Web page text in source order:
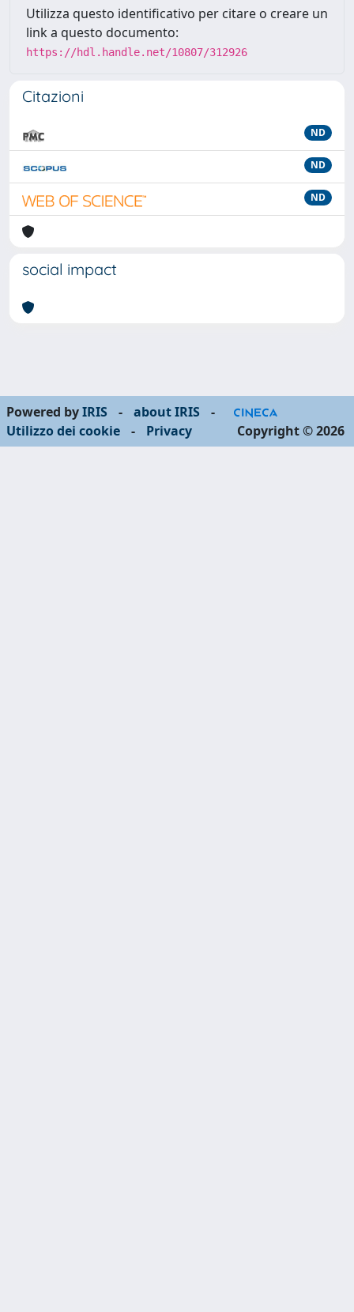
Utilizza questo identificativo per citare o creare un
link a questo documento:
https://hdl.handle.net/10807/312926
Citazioni
ND
ND
ND
social impact
Powered byIRIS - about IRIS
-
Utilizzo dei cookie
- Privacy Copyright © 2026